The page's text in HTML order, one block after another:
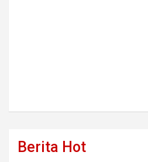
Berita Hot